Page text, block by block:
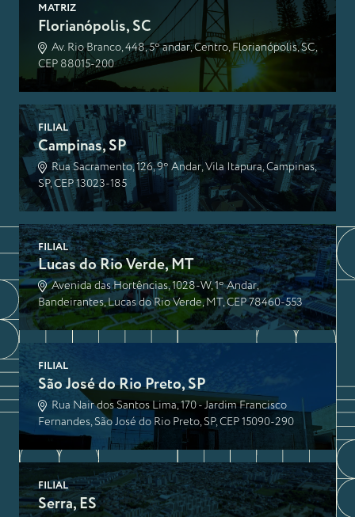
MATRIZ
Florianópolis, SC
Av. Rio Branco, 448, 5º andar, Centro, Florianópolis, SC,
CEP 88015-200
FILIAL
Campinas, SP
Rua Sacramento, 126, 9º Andar, Vila Itapura, Campinas,
SP, CEP 13023-185
FILIAL
Lucas do Rio Verde, MT
Avenida das Hortências, 1028-W, 1º Andar,
Bandeirantes, Lucas do Rio Verde, MT, CEP 78460-553
FILIAL
São José do Rio Preto, SP
Rua Nair dos Santos Lima, 170 - Jardim Francisco
Fernandes, São José do Rio Preto, SP, CEP 15090-290
FILIAL
Serra, ES